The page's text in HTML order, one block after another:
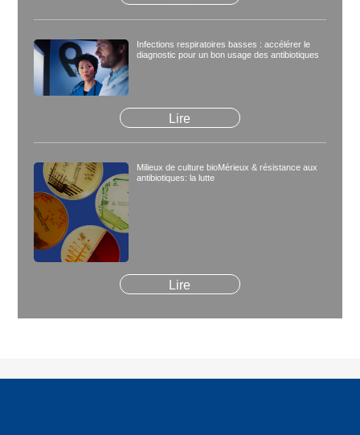
Infections respiratoires basses : accélérer le
diagnostic pour un bon usage des antibiotiques
Lire
Milieux de culture bioMérieux & résistance aux
antibiotiques: la lutte
Lire